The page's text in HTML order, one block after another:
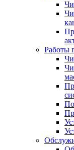
Работы